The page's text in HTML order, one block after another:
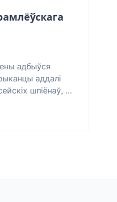
адбыўся
аддалі
шпіёнаў, а
з расейскіх